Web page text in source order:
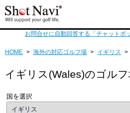
お問合せに自動回答する「チャットボ
HOME > 海外の対応ゴルフ場 > イギリス >
イギリス(Wales)のゴル
国を選択